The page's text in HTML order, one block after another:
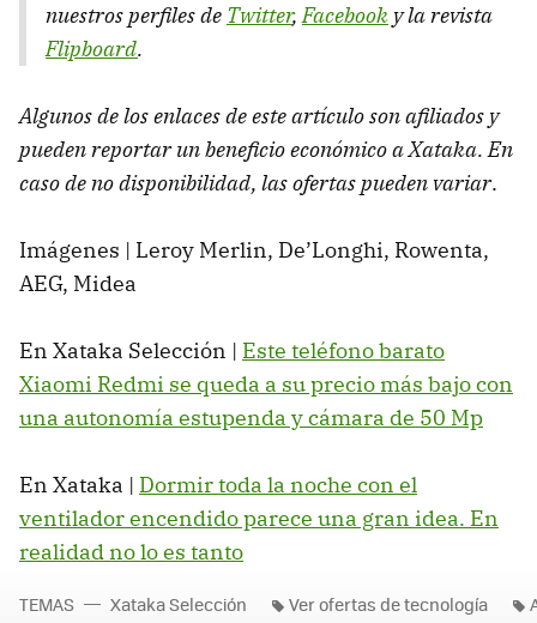
nuestros perfiles de Twitter,Facebook y la revista
Flipboard.
Algunos de los enlaces de este artículo son afiliados y
pueden reportar un beneficio económico a Xataka. En
caso de no disponibilidad, las ofertas pueden variar.
Imágenes | Leroy Merlin, De’Longhi, Rowenta,
AEG, Midea
En Xataka Selección | Este teléfono barato
Xiaomi Redmi se queda a su precio más bajo con
una autonomía estupenda y cámara de 50 Mp
En Xataka | Dormir toda la noche con el
ventilador encendido parece una gran idea. En
realidad no lo es tanto
TEMAS Xataka Selección Ver ofertas de tecnología